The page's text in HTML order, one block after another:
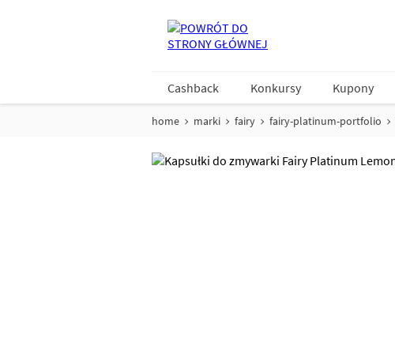
Cashback Konkursy Kupony
home marki fairy fairy-platinum-portfolio